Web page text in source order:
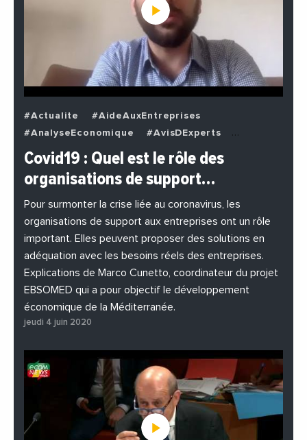
#Actualite
#AideAuxEntreprises
#AnalyseEconomique
#AvisDExperts
#BuzzNews
#Decideurs
#EchangesMediterraneens
#EnDirectDe
#Entreprises
#Institutions
#PhotosEtVideos
Covid19 : Quel est le rôle des
organisations de support…
Pour surmonter la crise liée au coronavirus, les
organisations de support aux entreprises ont un rôle
important. Elles peuvent proposer des solutions en
adéquation avec les besoins réels des entreprises.
Explications de Marco Cunetto, coordinateur du projet
EBSOMED qui a pour objectif le développement
économique de la Méditerranée.
jeudi 4 juin 2020